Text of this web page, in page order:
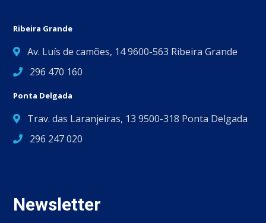
Ribeira Grande
Av. Luís de camões, 14 9600-563 Ribeira Grande
296 470 160
Ponta Delgada
Trav. das Laranjeiras, 13 9500-318 Ponta Delgada
296 247 020
Newsletter